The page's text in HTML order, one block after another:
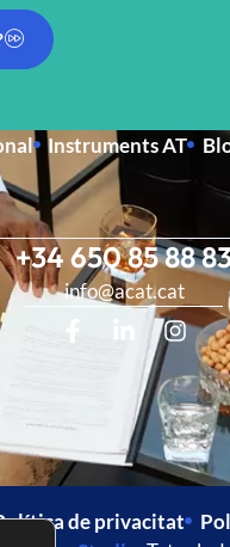
Instruments AT
+34 650 85 88
info@acat.cat
de privacitat